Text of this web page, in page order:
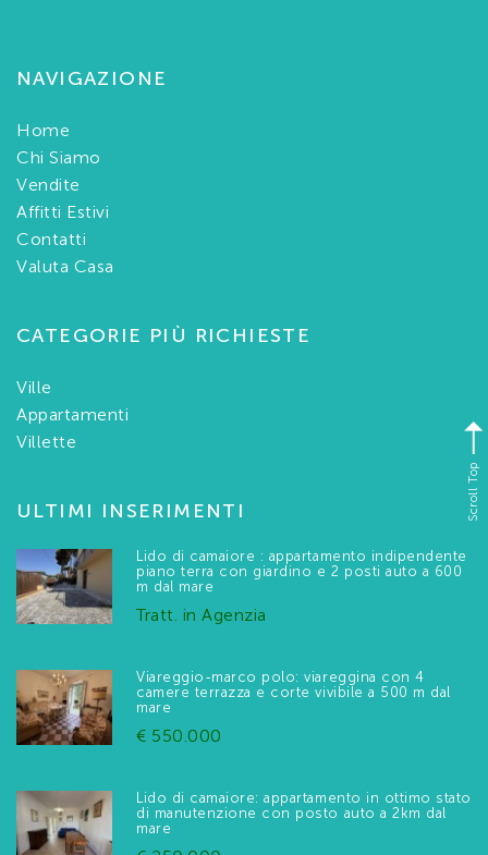
NAVIGAZIONE
Home
Chi Siamo
Vendite
Affitti Estivi
Contatti
Valuta Casa
CATEGORIE PIÙ RICHIESTE
Ville
Appartamenti
Villette
ULTIMI INSERIMENTI
Lido di camaiore : appartamento indipendente
piano terra con giardino e 2 posti auto a 600
m dal mare
Tratt. in Agenzia
Viareggio-marco polo: viareggina con 4
camere terrazza e corte vivibile a 500 m dal
mare
€ 550.000
Lido di camaiore: appartamento in ottimo stato
di manutenzione con posto auto a 2km dal
mare
Scroll Top